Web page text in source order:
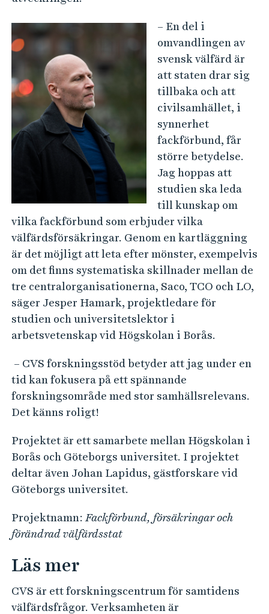
– En del i
omvandlingen av
svensk välfärd är
att staten drar sig
tillbaka och att
civilsamhället, i
synnerhet
fackförbund, får
större betydelse.
Jag hoppas att
studien ska leda
till kunskap om
vilka fackförbund som erbjuder vilka
välfärdsförsäkringar. Genom en kartläggning
är det möjligt att leta efter mönster, exempelvis
om det finns systematiska skillnader mellan de
tre centralorganisationerna, Saco, TCO och LO,
säger Jesper Hamark, projektledare för
studien och universitetslektor i
arbetsvetenskap vid Högskolan i Borås.
– CVS forskningsstöd betyder att jag under en
tid kan fokusera på ett spännande
forskningsområde med stor samhällsrelevans.
Det känns roligt!
Projektet är ett samarbete mellan Högskolan i
Borås och Göteborgs universitet. I projektet
deltar även Johan Lapidus, gästforskare vid
Göteborgs universitet.
Projektnamn: Fackförbund, försäkringar och
förändrad välfärdsstat
Läs mer
CVS är ett forskningscentrum för samtidens
välfärdsfrågor. Verksamheten är